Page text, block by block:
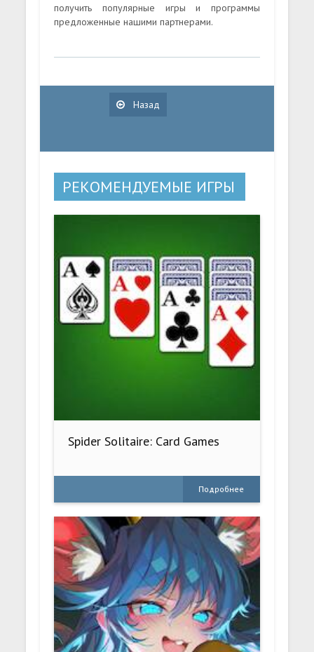
получить популярные игры и программы
предложенные нашими партнерами.
Назад
РЕКОМЕНДУЕМЫЕ ИГРЫ
Spider Solitaire: Card Games
Подробнее